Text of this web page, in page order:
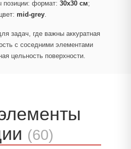
позиции: формат: 30x30 см;
mid-grey.
задач, где важны аккуратная
с соседними элементами
цельность поверхности.
(60)